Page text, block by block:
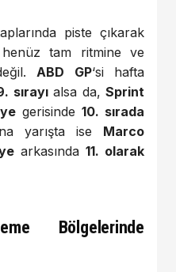
piste çıkarak
tam ritmine ve
ABD GP‘si hafta
sırayıalsa da, Sprint
gerisinde 10. sırada
yarışta ise Marco
arkasında 11. olarak
Bölgelerinde